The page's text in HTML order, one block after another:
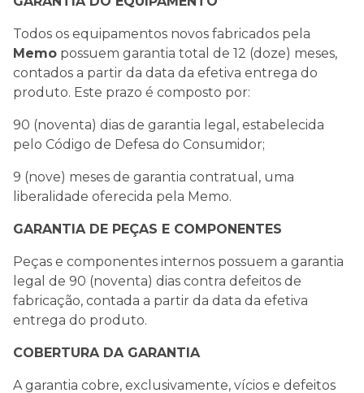
Todos os equipamentos novos fabricados pela
Memo possuem garantia total de 12 (doze) meses,
contados a partir da data da efetiva entrega do
produto. Este prazo é composto por:
90 (noventa) dias de garantia legal, estabelecida
pelo Código de Defesa do Consumidor;
9 (nove) meses de garantia contratual, uma
liberalidade oferecida pela Memo.
GARANTIA DE PEÇAS E COMPONENTES
Peças e componentes internos possuem a garantia
legal de 90 (noventa) dias contra defeitos de
fabricação, contada a partir da data da efetiva
entrega do produto.
COBERTURA DA GARANTIA
A garantia cobre, exclusivamente, vícios e defeitos